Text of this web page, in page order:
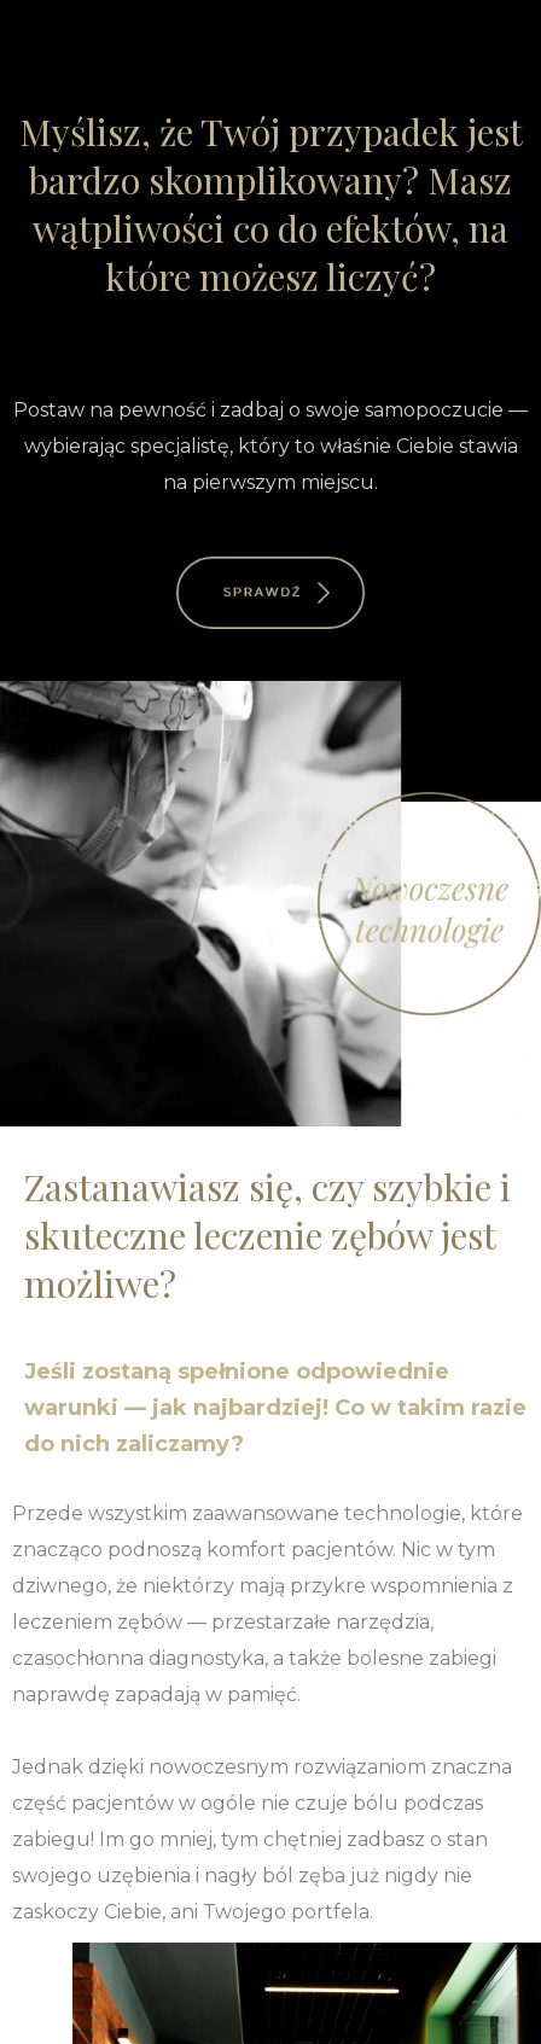
Myślisz, że Twój przypadek jest
bardzo skomplikowany? Masz
wątpliwości co do efektów, na
które możesz liczyć?
Postaw na pewność i zadbaj o swoje samopoczucie —
wybierając specjalistę, który to właśnie Ciebie stawia
na pierwszym miejscu.
Zastanawiasz się, czy szybkie i
skuteczne leczenie zębów jest
możliwe?
Jeśli zostaną spełnione odpowiednie
warunki — jak najbardziej! Co w takim razie
do nich zaliczamy?
Przede wszystkim zaawansowane technologie, które
znacząco podnoszą komfort pacjentów. Nic w tym
dziwnego, że niektórzy mają przykre wspomnienia z
leczeniem zębów — przestarzałe narzędzia,
czasochłonna diagnostyka, a także bolesne zabiegi
naprawdę zapadają w pamięć.
Jednak dzięki nowoczesnym rozwiązaniom znaczna
część pacjentów w ogóle nie czuje bólu podczas
zabiegu! Im go mniej, tym chętniej zadbasz o stan
swojego uzębienia i nagły ból zęba już nigdy nie
zaskoczy Ciebie, ani Twojego portfela.